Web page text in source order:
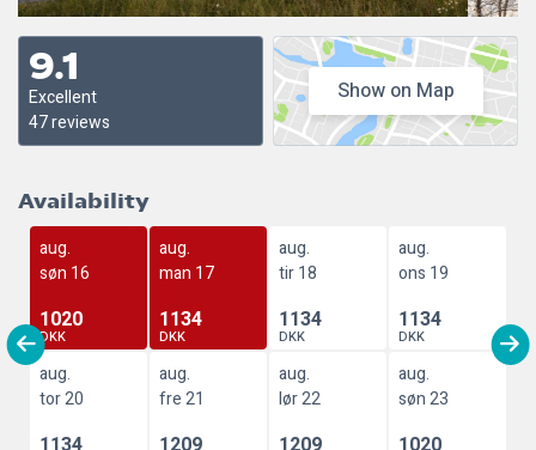
9.1
Excellent
47 reviews
Show on Map
Availability
aug.
søn 16
1020
DKK
aug.
man 17
1134
DKK
aug.
tir 18
1134
DKK
aug.
ons 19
1134
DKK
aug.
tor 20
aug.
fre 21
aug.
lør 22
aug.
søn 23